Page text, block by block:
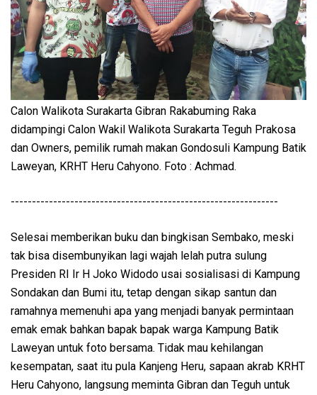
Calon Walikota Surakarta Gibran Rakabuming Raka
didampingi Calon Wakil Walikota Surakarta Teguh Prakosa
dan Owners, pemilik rumah makan Gondosuli Kampung Batik
Laweyan, KRHT Heru Cahyono. Foto : Achmad.
---------------------------------------------------------------
Selesai memberikan buku dan bingkisan Sembako, meski
tak bisa disembunyikan lagi wajah lelah putra sulung
Presiden RI Ir H Joko Widodo usai sosialisasi di Kampung
Sondakan dan Bumi itu, tetap dengan sikap santun dan
ramahnya memenuhi apa yang menjadi banyak permintaan
emak emak bahkan bapak bapak warga Kampung Batik
Laweyan untuk foto bersama. Tidak mau kehilangan
kesempatan, saat itu pula Kanjeng Heru, sapaan akrab KRHT
Heru Cahyono, langsung meminta Gibran dan Teguh untuk